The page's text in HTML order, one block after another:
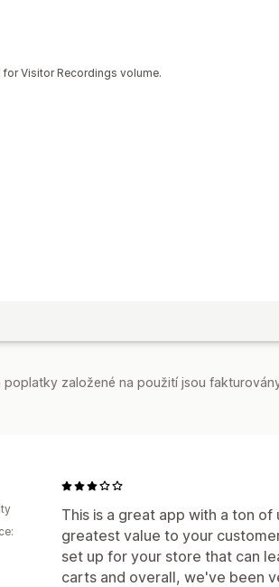
Visitor Recordings volume.
založené na použití jsou
This is a great app with a ton
greatest value to your
set up for your store that can
carts and overall, we've been